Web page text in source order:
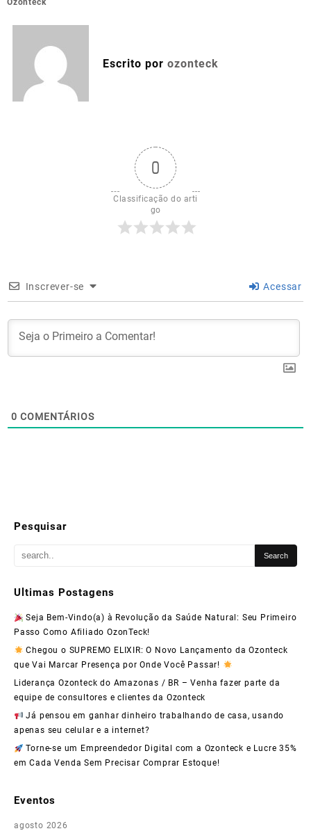
Ozonteck
Escrito por ozonteck
0
Classificação do arti
go
Inscrever-se Acessar
0 COMENTÁRIOS
Pesquisar
Ultimas Postagens
Seja Bem-Vindo(a) à Revolução da Saúde Natural: Seu Primeiro
Passo Como Afiliado OzonTeck!
Chegou o SUPREMO ELIXIR: O Novo Lançamento da Ozonteck
que Vai Marcar Presença por Onde Você Passar!
Liderança Ozonteck do Amazonas / BR – Venha fazer parte da
equipe de consultores e clientes da Ozonteck
Já pensou em ganhar dinheiro trabalhando de casa, usando
apenas seu celular e a internet?
Torne-se um Empreendedor Digital com a Ozonteck e Lucre 35%
em Cada Venda Sem Precisar Comprar Estoque!
Eventos
agosto 2026